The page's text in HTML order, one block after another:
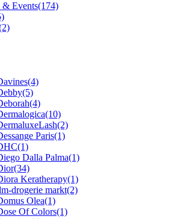
& Events(174)
(4)
(5)
(4)
(10)
(2)
Paris(1)
(1)
Dalla Palma(1)
(34)
Keratherapy(1)
drogerie markt(2)
Olea(1)
Of Colors(1)